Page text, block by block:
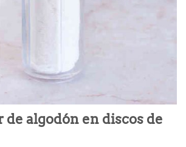
de algodón en discos de